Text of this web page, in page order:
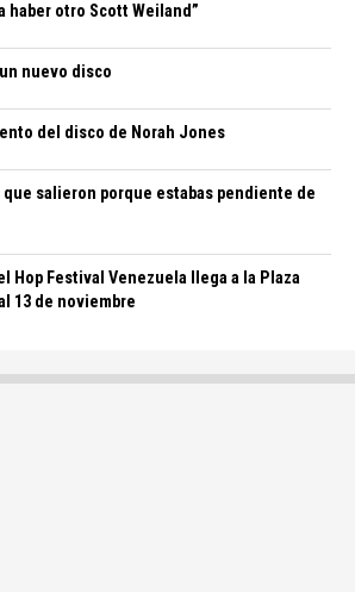
haber otro Scott Weiland”
nuevo disco
del disco de Norah Jones
que salieron porque estabas pendiente de
Hop Festival Venezuela llega a la Plaza
13 de noviembre